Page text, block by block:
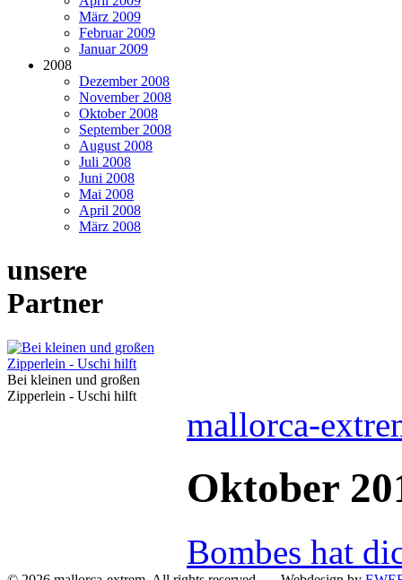
März 2009
Februar 2009
Januar 2009
2008
Dezember 2008
November 2008
Oktober 2008
September 2008
August 2008
Juli 2008
Juni 2008
Mai 2008
April 2008
März 2008
unsere
Partner
Bei kleinen und großen
Zipperlein - Uschi hilft
mallorca-
Oktober
Bombes hat